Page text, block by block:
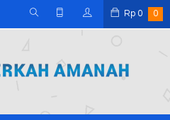
Rp 0 0